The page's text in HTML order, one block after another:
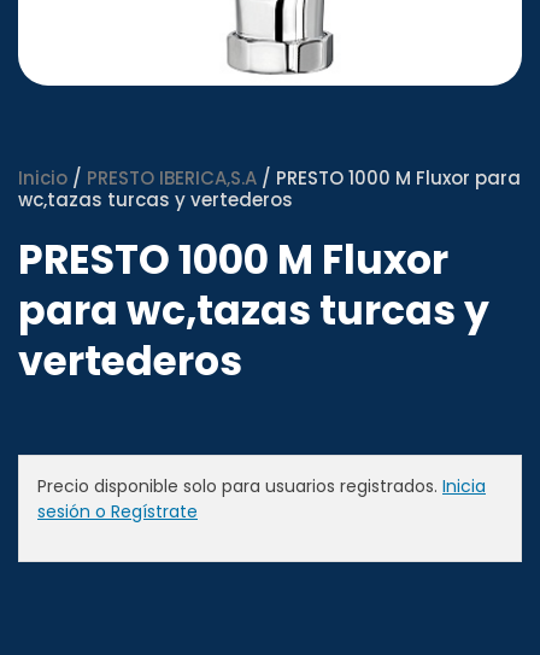
Inicio / PRESTO IBERICA,S.A / PRESTO 1000 M Fluxor para
wc,tazas turcas y vertederos
PRESTO 1000 M Fluxor
para wc,tazas turcas y
vertederos
Precio disponible solo para usuarios registrados. Inicia
sesión o Regístrate